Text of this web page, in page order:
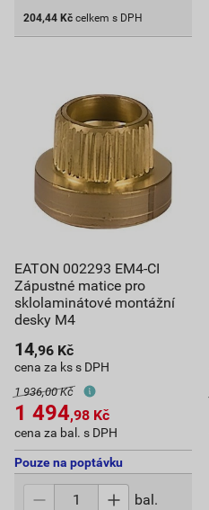
204,44 Kč celkem s DPH
EATON 002293 EM4-CI
Zápustné matice pro
sklolaminátové montážní
desky M4
14,96 Kč
cena za ks s DPH
1 936,00 Kč
1 494,98 Kč
cena za bal. s DPH
Pouze na poptávku
bal.